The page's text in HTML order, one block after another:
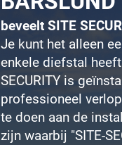
beveelt SITE
Je kunt het alleen
enkele diefstal
SECURITY is
professioneel
te doen aan de
zijn waarbij "SITE-